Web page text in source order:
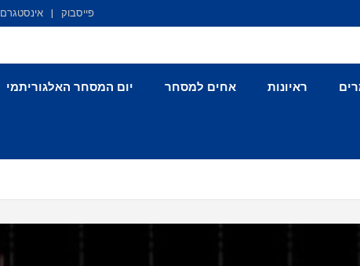
פייסבוק אינסטגרם
ראיונות אחים למסחר יום המסחר האלגוריתמי